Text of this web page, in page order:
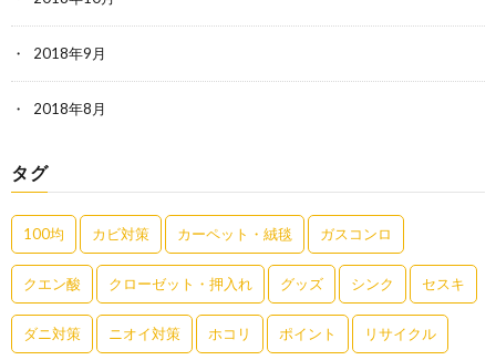
2018年9月
2018年8月
タグ
100均 カビ対策 カーペット・絨毯 ガスコンロ
クエン酸 クローゼット・押入れ グッズ シンク セスキ
ダニ対策 ニオイ対策 ホコリ ポイント リサイクル